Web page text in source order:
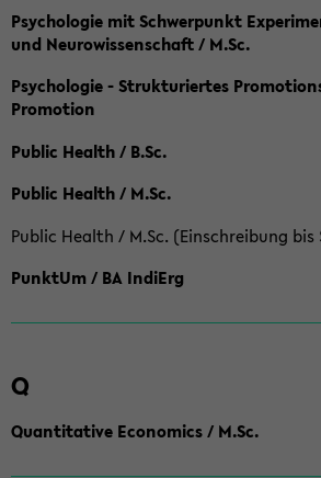
Psychologie mit Schwerpunkt
und Neurowissenschaft / M.Sc.
Psychologie - Strukturiertes
Promotion
Public Health / B.Sc.
Public Health / M.Sc.
Public Health / M.Sc. (Einschreibung bis
PunktUm / BA IndiErg
Q
Quantitative Economics / M.Sc.